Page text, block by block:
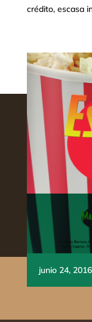
crédito, escasa
junio 24, 2016